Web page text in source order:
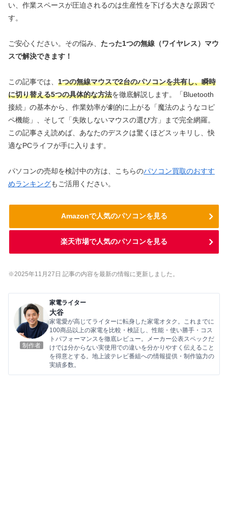
い、作業スペースが圧迫されるのは生産性を下げる大きな原因で
す。
ご安心ください。その悩み、 たった1つの無線（ワイヤレス）マウ
スで解決できます！
この記事では、 1つの無線マウスで2台のパソコンを共有し、瞬時
に切り替える5つの具体的な方法を徹底解説します。「Bluetooth
接続」の基本から、作業効率が劇的に上がる「魔法のようなコピ
ペ機能」、そして「失敗しないマウスの選び方」まで完全網羅。
この記事さえ読めば、あなたのデスクは驚くほどスッキリし、快
適なPCライフが手に入ります。
パソコンの売却を検討中の方は、こちらのパソコン買取のおすす
めランキングもご活用ください。
Amazonで人気のパソコンを見る
楽天市場で人気のパソコンを見る
※2025年11月27 日 記事の内容を最新の情報に更新しました。
制作者
家電ライター
大谷
家電愛が高じてライターに転身した家電オタク。これまでに
100商品以上の家電を比較・検証し、性能・使い勝手・コス
トパフォーマンスを徹底レビュー。メーカー公表スペックだ
けでは分からない実使用での違いを分かりやすく伝えること
を得意とする。地上波テレビ番組への情報提供・制作協力の
実績多数。